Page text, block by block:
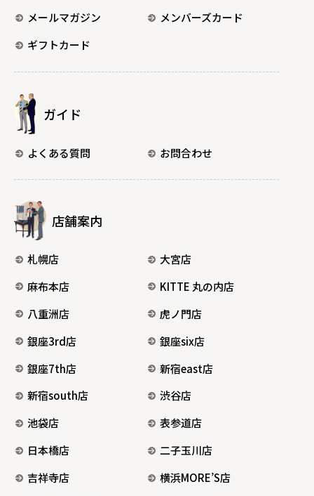
メールマガジン
メンバーズカード
ギフトカード
ガイド
よくある質問 お問合わせ
店舗案内
札幌店
大宮店
麻布本店
KITTE 丸の内店
八重洲店
虎ノ門店
銀座3rd店
銀座six店
銀座7th店
新宿east店
新宿south店
渋谷店
池袋店
表参道店
日本橋店
二子玉川店
吉祥寺店
横浜MORE’S店